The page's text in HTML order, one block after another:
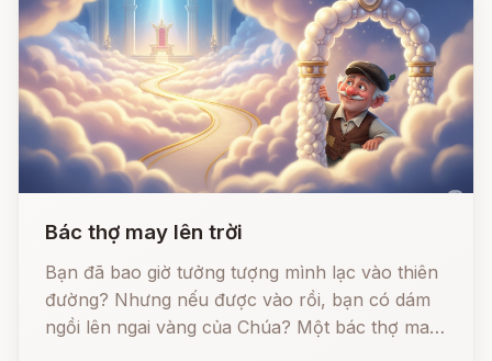
Bác thợ may lên trời
Bạn đã bao giờ tưởng tượng mình lạc vào thiên
đường? Nhưng nếu được vào rồi, bạn có dám
ngồi lên ngai vàng của Chúa? Một bác thợ may